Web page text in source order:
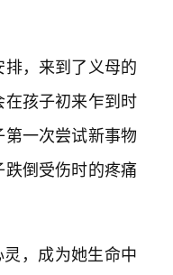
，来到了义母的
孩子初来乍到时
一次尝试新事物
倒受伤时的疼痛
，成为她生命中